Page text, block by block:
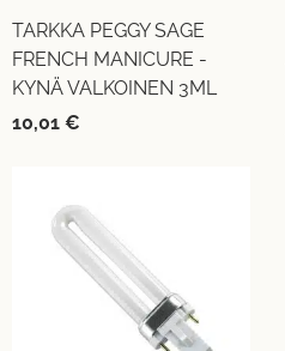
TARKKA PEGGY SAGE
FRENCH MANICURE -
KYNÄ VALKOINEN 3ML
10,01 €